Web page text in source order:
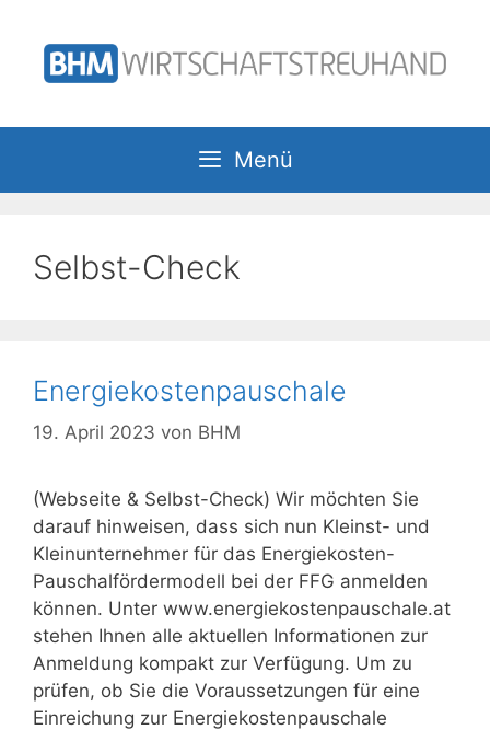
Inhalt
springen
Menü
Selbst-Check
Energiekostenpauschale
19. April 2023 von BHM
(Webseite & Selbst-Check) Wir möchten Sie
darauf hinweisen, dass sich nun Kleinst- und
Kleinunternehmer für das Energiekosten-
Pauschalfördermodell bei der FFG anmelden
können. Unter www.energiekostenpauschale.at
stehen Ihnen alle aktuellen Informationen zur
Anmeldung kompakt zur Verfügung. Um zu
prüfen, ob Sie die Voraussetzungen für eine
Einreichung zur Energiekostenpauschale